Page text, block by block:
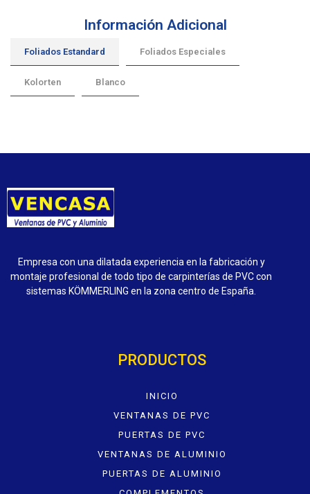
Información Adicional
Foliados Estandard Foliados Especiales
Kolorten Blanco
Empresa con una dilatada experiencia en la fabricación y
montaje profesional de todo tipo de carpinterías de PVC con
sistemas KÖMMERLING en la zona centro de España.
PRODUCTOS
INICIO
VENTANAS DE PVC
PUERTAS DE PVC
VENTANAS DE ALUMINIO
PUERTAS DE ALUMINIO